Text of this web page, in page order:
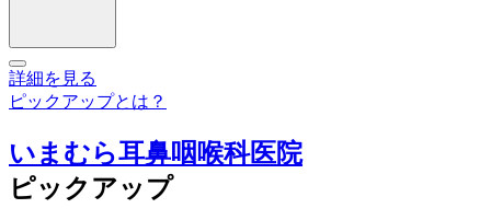
詳細を見る
ピックアップとは？
いまむら耳鼻咽喉科医院
ピックアップ